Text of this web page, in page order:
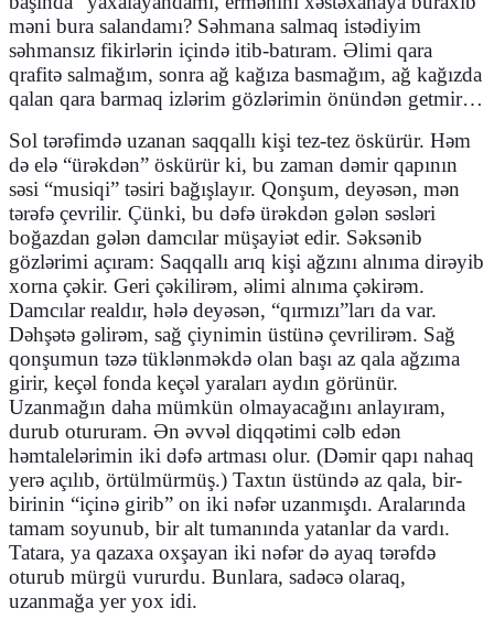
məni bura salandamı? Səhmana salmaq istədiyim
səhmansız fikirlərin içində itib-batıram. Əlimi qara
qrafitə salmağım, sonra ağ kağıza basmağım, ağ kağızda
qalan qara barmaq izlərim gözlərimin önündən getmir…
Sol tərəfimdə uzanan saqqallı kişi tez-tez öskürür. Həm
də elə “ürəkdən” öskürür ki, bu zaman dəmir qapının
səsi “musiqi” təsiri bağışlayır. Qonşum, deyəsən, mən
tərəfə çevrilir. Çünki, bu dəfə ürəkdən gələn səsləri
boğazdan gələn damcılar müşayiət edir. Səksənib
gözlərimi açıram: Saqqallı arıq kişi ağzını alnıma dirəyib
xorna çəkir. Geri çəkilirəm, əlimi alnıma çəkirəm.
Damcılar realdır, hələ deyəsən, “qırmızı”ları da var.
Dəhşətə gəlirəm, sağ çiynimin üstünə çevrilirəm. Sağ
qonşumun təzə tüklənməkdə olan başı az qala ağzıma
girir, keçəl fonda keçəl yaraları aydın görünür.
Uzanmağın daha mümkün olmayacağını anlayıram,
durub otururam. Ən əvvəl diqqətimi cəlb edən
həmtalelərimin iki dəfə artması olur. (Dəmir qapı nahaq
yerə açılıb, örtülmürmüş.) Taxtın üstündə az qala, bir-
birinin “içinə girib” on iki nəfər uzanmışdı. Aralarında
tamam soyunub, bir alt tumanında yatanlar da vardı.
Tatara, ya qazaxa oxşayan iki nəfər də ayaq tərəfdə
oturub mürgü vururdu. Bunlara, sadəcə olaraq,
uzanmağa yer yox idi.